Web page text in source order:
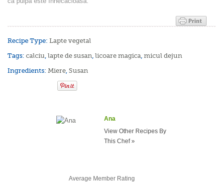
Recipe Type:Lapte vegetal
Tags:calciu,lapte de susan,licoare magica,micul dejun
Ingredients:Miere,Susan
Ana
View Other Recipes By
This Chef »
Average Member Rating